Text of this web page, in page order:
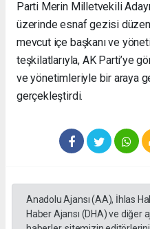
Parti Merin Milletvekili
üzerinde esnaf gezisi
mevcut içe başkanı ve
teşkilatlarıyla, AK Parti’ye
ve yönetimleriyle bir araya
gerçekleştirdi.
Anadolu Ajansı (AA), İhlas
Haber Ajansı (DHA) ve